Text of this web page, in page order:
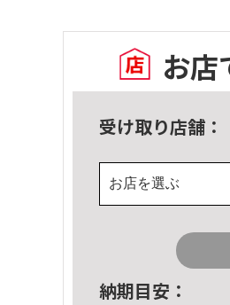
お店
受け取り店舗：
お店を選ぶ
納期目安：